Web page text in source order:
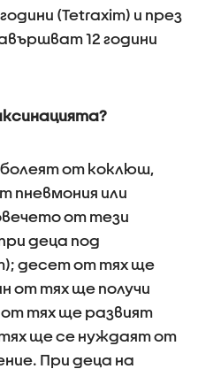
(Tetraxim) и през
12 години
от коклюш,
пневмония или
от тези
деца под
десет от тях ще
от тях ще получи
тях ще развият
ще се нуждаят от
При деца на